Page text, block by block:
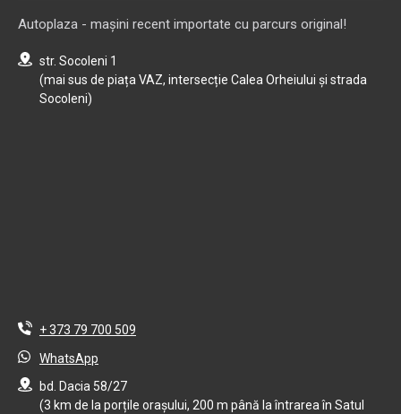
Autoplaza - mașini recent importate cu parcurs original!
str. Socoleni 1
(mai sus de piața VAZ, intersecție Calea Orheiului și strada
Socoleni)
+ 373 79 700 509
WhatsApp
bd. Dacia 58/27
(3 km de la porțile orașului, 200 m până la întrarea în Satul